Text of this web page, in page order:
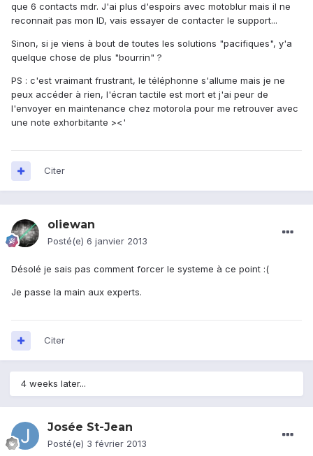
que 6 contacts mdr. J'ai plus d'espoirs avec motoblur mais il ne
reconnait pas mon ID, vais essayer de contacter le support...
Sinon, si je viens à bout de toutes les solutions "pacifiques", y'a
quelque chose de plus "bourrin" ?
PS : c'est vraimant frustrant, le téléphonne s'allume mais je ne
peux accéder à rien, l'écran tactile est mort et j'ai peur de
l'envoyer en maintenance chez motorola pour me retrouver avec
une note exhorbitante ><'
Citer
oliewan
Posté(e) 6 janvier 2013
Désolé je sais pas comment forcer le systeme à ce point :(
Je passe la main aux experts.
Citer
4 weeks later...
Josée St-Jean
Posté(e) 3 février 2013